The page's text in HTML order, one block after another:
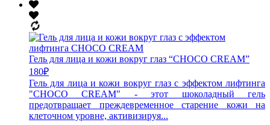
Гель для лица и кожи вокруг глаз “CHOCO CREAM”
180₽
Гель для лица и кожи вокруг глаз с эффектом лифтинга
"CHOCO CREAM" - этот шоколадный гель
предотвращает преждевременное старение кожи на
клеточном уровне, активизируя...